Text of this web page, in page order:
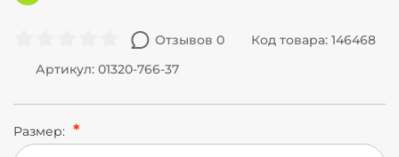
Отзывов 0
Код товара: 146468
Артикул: 01320-766-37
Размер: